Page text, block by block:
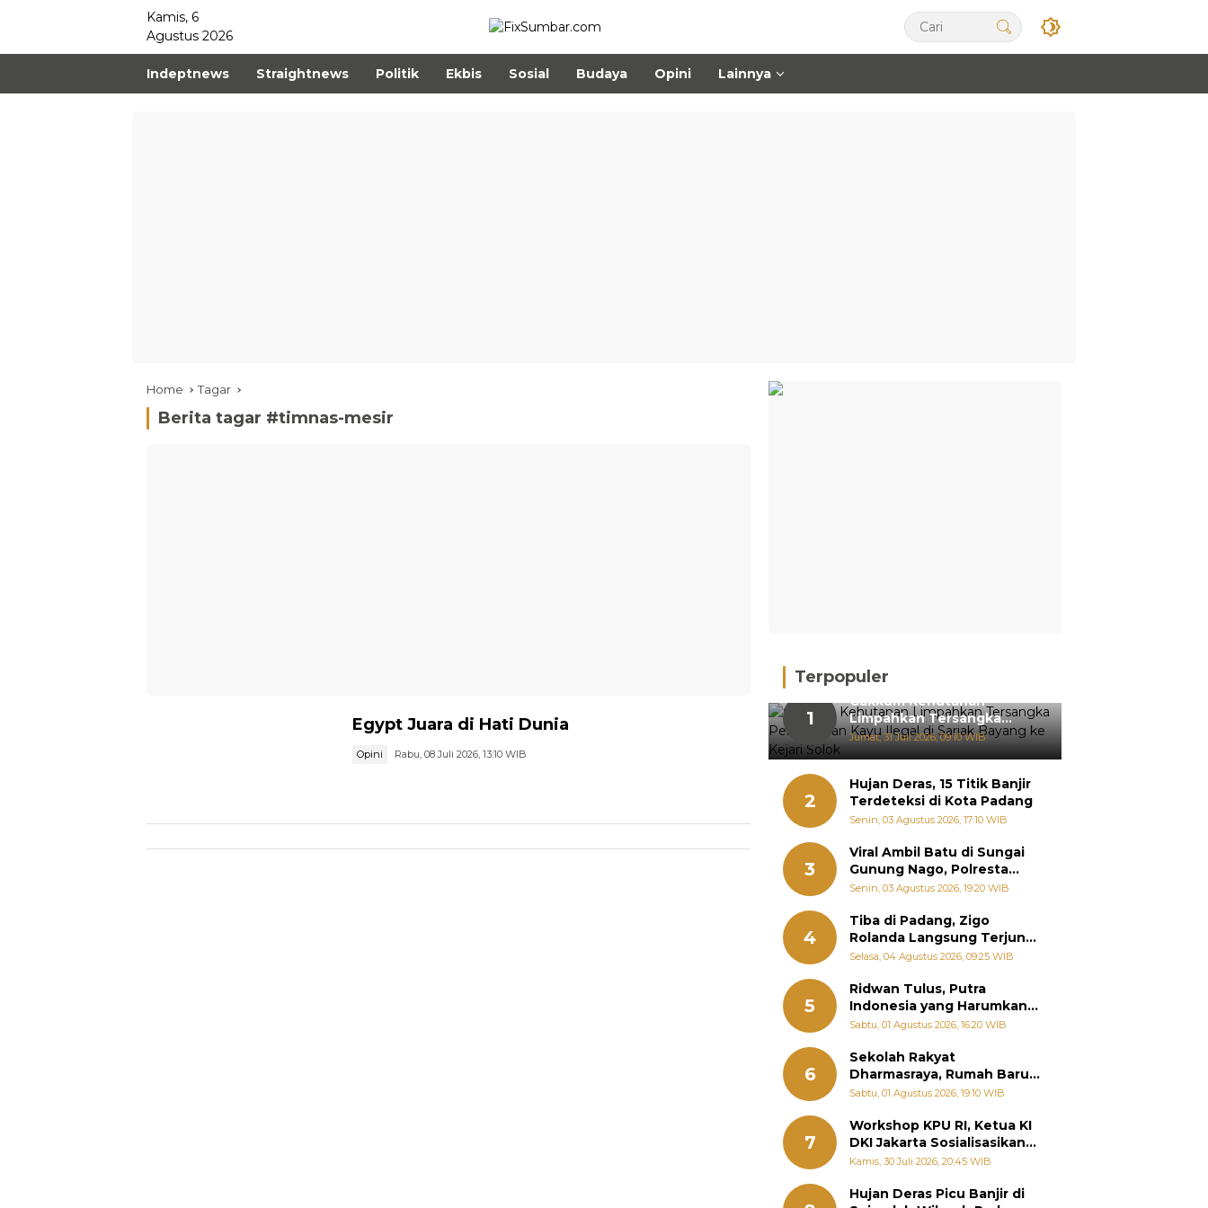
Kamis, 6
Agustus 2026
Indeptnews Straightnews Politik Ekbis Sosial Budaya Opini Lainnya
Home Tagar
Berita tagar #timnas-mesir
Egypt Juara di Hati Dunia
Opini Rabu, 08 Juli 2026, 13:10 WIB
Terpopuler
1
Gakkum Kehutanan
Limpahkan Tersangka
Pemanenan Kayu Ilegal di
Sariak Bayang ke Kejari
Jumat, 31 Juli 2026, 09:10 WIB
2
Hujan Deras, 15 Titik Banjir
Terdeteksi di Kota Padang
Senin, 03 Agustus 2026, 17:10 WIB
3
Viral Ambil Batu di Sungai
Gunung Nago, Polresta
Padang Ungkap Fakta
Senin, 03 Agustus 2026, 19:20 WIB
4
Tiba di Padang, Zigo
Rolanda Langsung Terjun
Bantu Warga Terdampak
Selasa, 04 Agustus 2026, 09:25 WIB
5
Ridwan Tulus, Putra
Indonesia yang Harumkan
Nama Bangsa hingga
Jepang
Sabtu, 01 Agustus 2026, 16:20 WIB
6
Sekolah Rakyat
Dharmasraya, Rumah Baru
268 Anak Menggapai Mimpi
Kemiskinan
Sabtu, 01 Agustus 2026, 19:10 WIB
7
Workshop KPU RI, Ketua KI
DKI Jakarta Sosialisasikan
Hukum Acara Penyelesaian
Kamis, 30 Juli 2026, 20:45 WIB
Hujan Deras Picu Banjir di